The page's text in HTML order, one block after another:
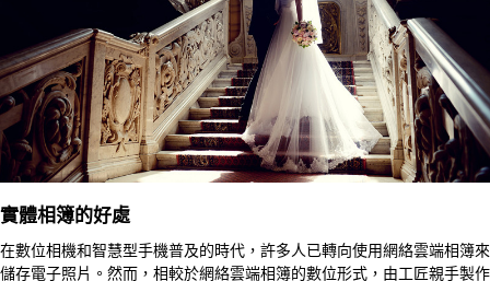
實體相簿的好處
在數位相機和智慧型手機普及的時代，許多人已轉向使用網絡雲端相簿來
儲存電子照片。然而，相較於網絡雲端相簿的數位形式，由工匠親手製作